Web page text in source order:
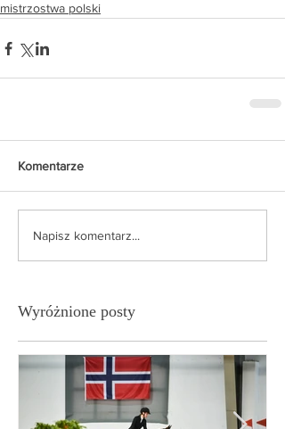
mistrzostwa polski
Komentarze
Napisz komentarz...
Wyróżnione posty